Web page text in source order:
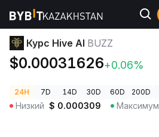
Цены криптовалют Курс Hive AI BUZZ
Курс Hive AI BUZZ
$0.00031626+0.06%
24H 7D 14D 30D 60D 200D
Низкий $ 0.000309 Максимум